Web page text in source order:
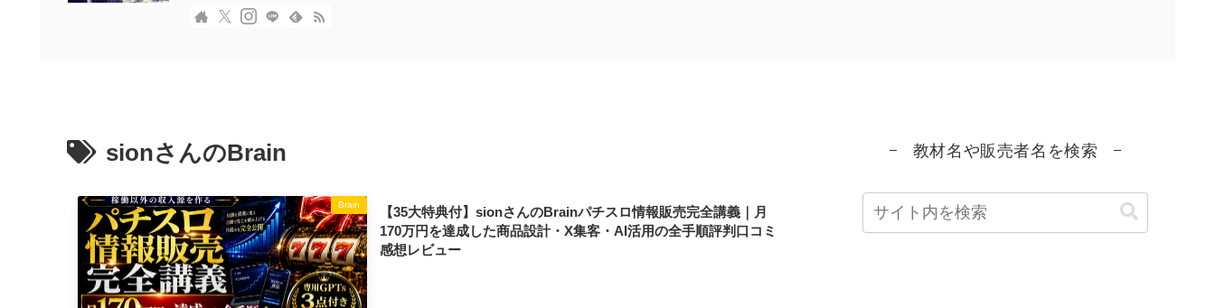
sionさんのBrain
Brain
【35大特典付】sionさんのBrainパチスロ情報販売完全講義｜月
170万円を達成した商品設計・X集客・AI活用の全手順評判口コミ
感想レビュー
教材名や販売者名を検索